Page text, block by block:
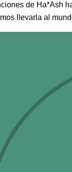
de Ha*Ash
llevarla al